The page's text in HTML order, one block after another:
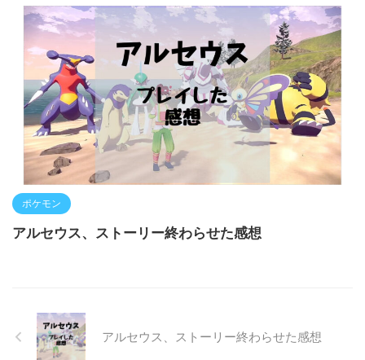
ポケモン
アルセウス、ストーリー終わらせた感想
アルセウス、ストーリー終わらせた感想